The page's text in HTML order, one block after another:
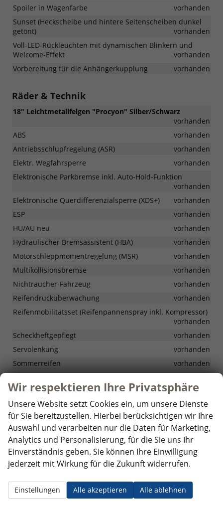
Spoiler in Wagenfarbe
vorhanden
Sunset (Heckscheibe und hintere Seitenscheiben dunkel
getönt)
vorhanden
Voll-LED-Rückleuchten mit dynamischen Blinkern und
Welcome-Effekt
vorhanden
Vorbereitung für die Anhängerkupplung
vorhanden
Räder & Technik
18" Leichtmetallfelgen "Procyon" Silber/Schwarz
vorhanden
ABS
vorhanden
Antriebsschlupfregelung (ASR)
vorhanden
Elektr. Wegfahrsperre
vorhanden
Elektronische Parkbremse inkl. Auto-Hold-Funktion
vorhanden
Elektronische Querdifferenzialsperre (XDS+)
vorhanden
ESP
vorhanden
HU/AU neu
vorhanden
Hydraulischer Bremsassistent (HBA)
vorhanden
Motorschleppmomentregelung (MSR)
vorhanden
Multikollisionsbremse
vorhanden
Nichtraucher-Fahrzeug
vorhanden
Reifendrucküberwachung
vorhanden
Reifenmobilitätsset (Reifenpannenspray inkl. Kompressor)
vorhanden
Scheckheftgepflegt
vorhanden
Servolenkung
vorhanden
Sommerreifen
vorhanden
Traktionskontrolle
vorhanden
Zentralverriegelung mit Funkfernbedienung
vorhanden
Optionale Extras
Pakete
Elektrisch einstellbare Vordersitze mit
Memoryfunktion,
Elektrisch einstellbare Lendenwirbelstütze in den
Wir respektieren Ihre Privatsphäre
Unsere Website setzt Cookies ein, um unsere Dienste
für Sie bereitzustellen. Hierbei berücksichtigen wir Ihre
Auswahl und verarbeiten nur die Daten für Marketing,
Analytics und Personalisierung, für die Sie uns Ihr
Einverständnis geben. Sie können Ihre Einwilligung
jederzeit mit Wirkung für die Zukunft widerrufen.
Alle akzeptieren Alle ablehnen
Einstellungen